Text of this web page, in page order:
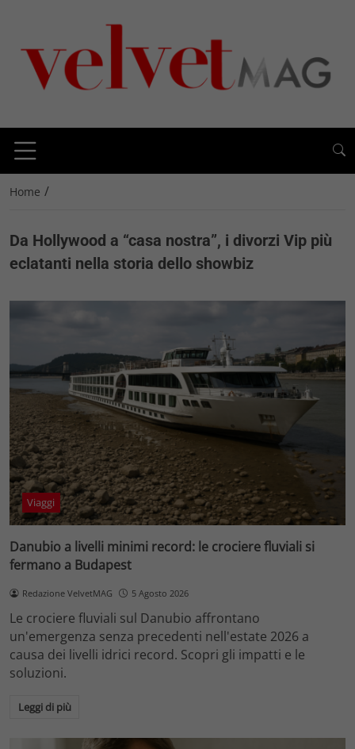
Home /
Da Hollywood a “casa nostra”, i divorzi Vip più
eclatanti nella storia dello showbiz
Viaggi
Danubio a livelli minimi record: le crociere fluviali si
fermano a Budapest
Redazione VelvetMAG 5 Agosto 2026
Le crociere fluviali sul Danubio affrontano
un'emergenza senza precedenti nell'estate 2026 a
causa dei livelli idrici record. Scopri gli impatti e le
soluzioni.
Leggi di più